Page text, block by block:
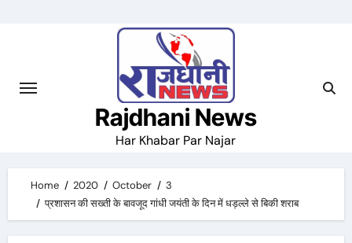
Rajdhani News
Har Khabar Par Najar
Home 2020 October
3
प्रशासन की सख्ती के बावजूद गांधी जयंती के दिन में धड़ल्ले से बिकी शराब